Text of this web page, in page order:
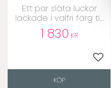
Ett par släta luckor
lackade i valfri färg till
IKEAs Metodstommar
1 830 KR
KÖP